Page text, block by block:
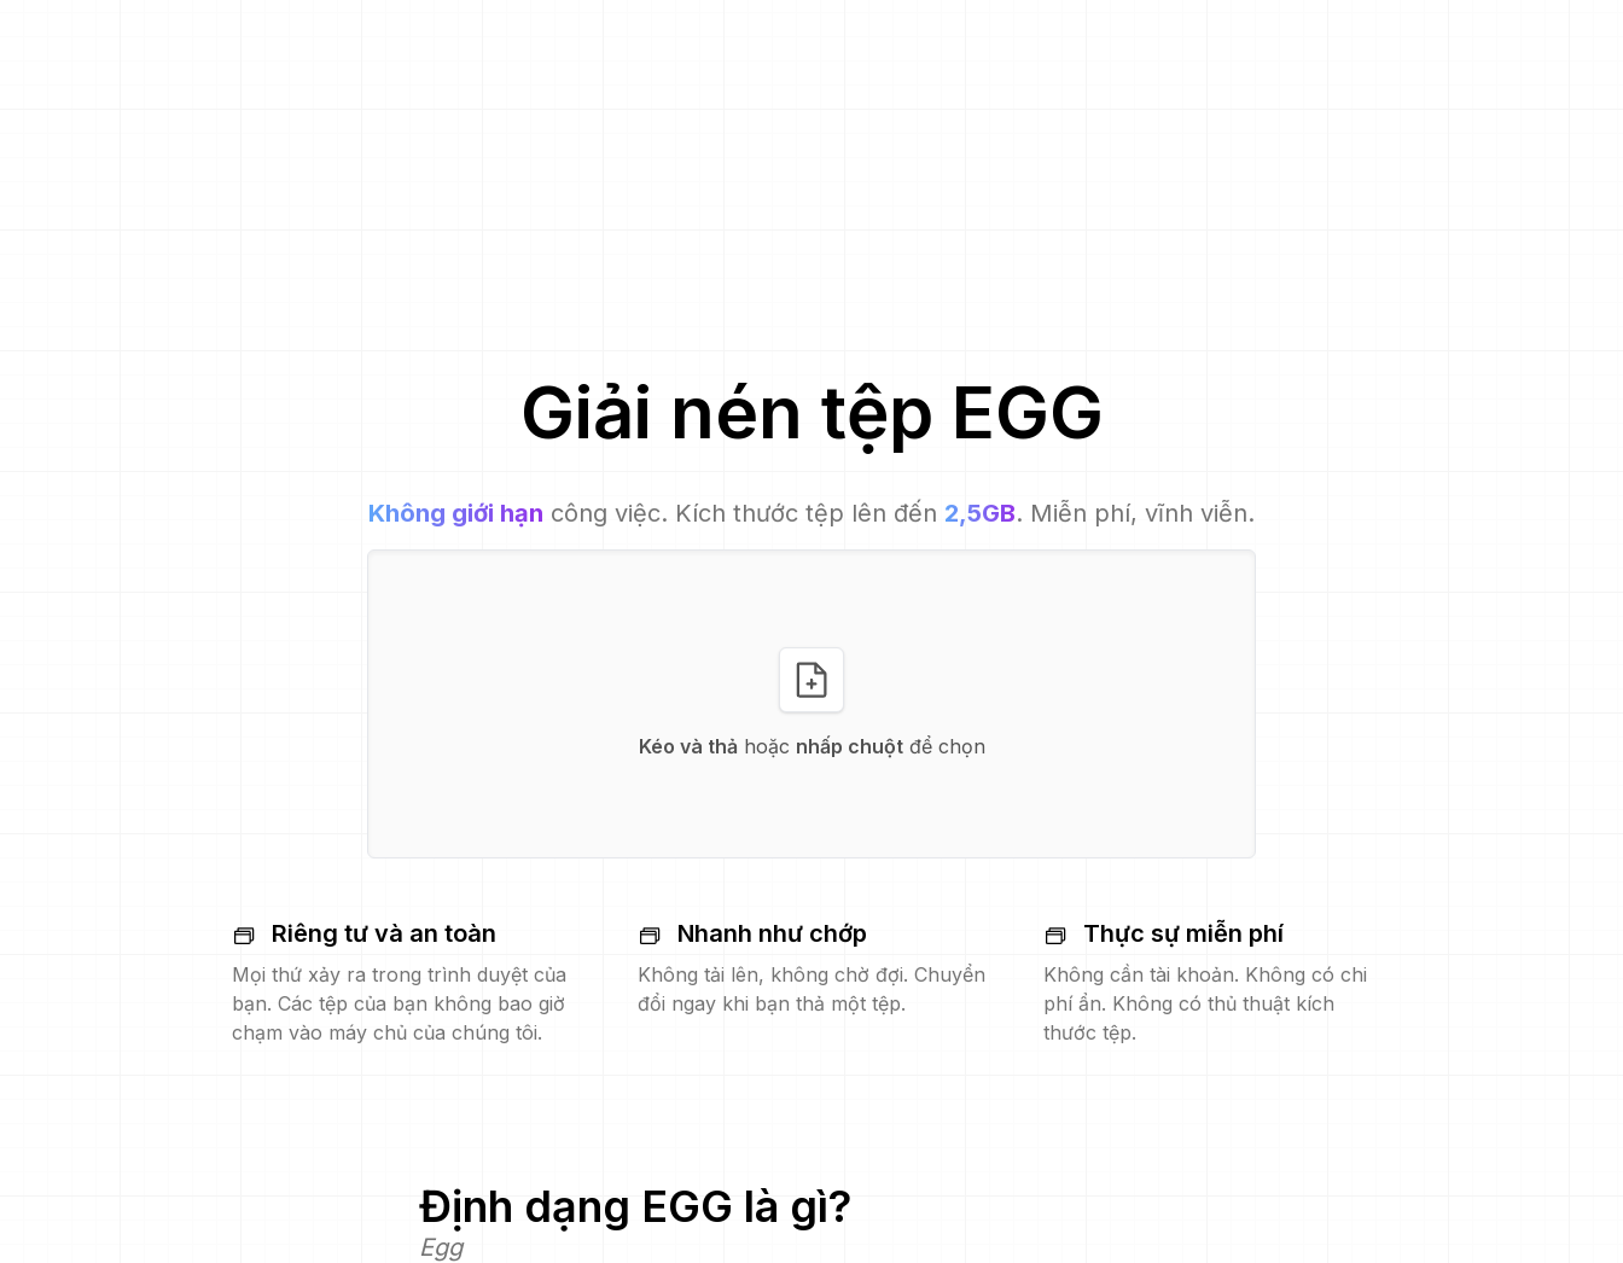
Giải nén tệp EGG
Không giới hạn công việc. Kích thước tệp lên đến 2,5GB. Miễn phí, vĩnh viễn.
Kéo và thả hoặc nhấp chuộtđể chọn
Riêng tư và an toàn
Mọi thứ xảy ra trong trình duyệt của
bạn. Các tệp của bạn không bao giờ
chạm vào máy chủ của chúng tôi.
Nhanh như chớp
Không tải lên, không chờ đợi. Chuyển
đổi ngay khi bạn thả một tệp.
Thực sự miễn phí
Không cần tài khoản. Không có chi
phí ẩn. Không có thủ thuật kích
thước tệp.
Định dạng EGG là gì?
Egg